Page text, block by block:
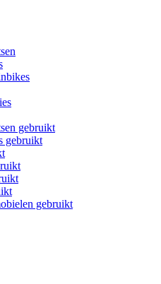
gebruikt
gebruikt
gebruikt